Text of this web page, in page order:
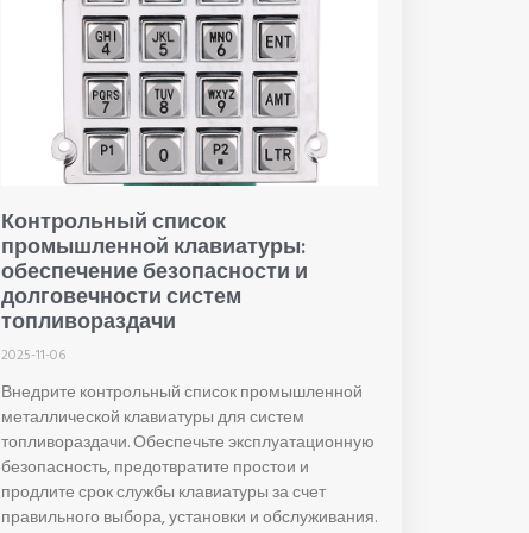
Контрольный список
промышленной клавиатуры:
обеспечение безопасности и
долговечности систем
топливораздачи
2025-11-06
Внедрите контрольный список промышленной
металлической клавиатуры для систем
топливораздачи. Обеспечьте эксплуатационную
безопасность, предотвратите простои и
продлите срок службы клавиатуры за счет
правильного выбора, установки и обслуживания.